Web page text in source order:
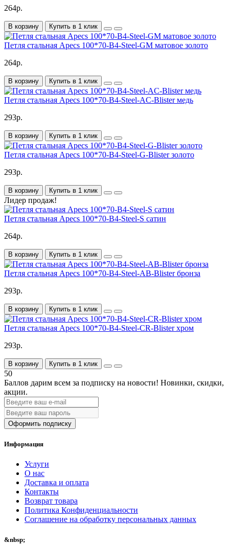
264р.
В корзину Купить в 1 клик
Петля стальная Apecs 100*70-B4-Steel-GM матовое золото
264р.
В корзину Купить в 1 клик
Петля стальная Apecs 100*70-B4-Steel-AC-Blister медь
293р.
В корзину Купить в 1 клик
Петля стальная Apecs 100*70-B4-Steel-G-Blister золото
293р.
В корзину Купить в 1 клик
Лидер продаж!
Петля стальная Apecs 100*70-B4-Steel-S сатин
264р.
В корзину Купить в 1 клик
Петля стальная Apecs 100*70-B4-Steel-AB-Blister бронза
293р.
В корзину Купить в 1 клик
Петля стальная Apecs 100*70-B4-Steel-CR-Blister хром
293р.
В корзину Купить в 1 клик
50
Баллов дарим всем за подписку на новости! Новинки, скидки,
акции.
Оформить подписку
Информация
Услуги
О нас
Доставка и оплата
Контакты
Возврат товара
Политика Конфиденциальности
Соглашение на обработку персональных данных
&nbsp;